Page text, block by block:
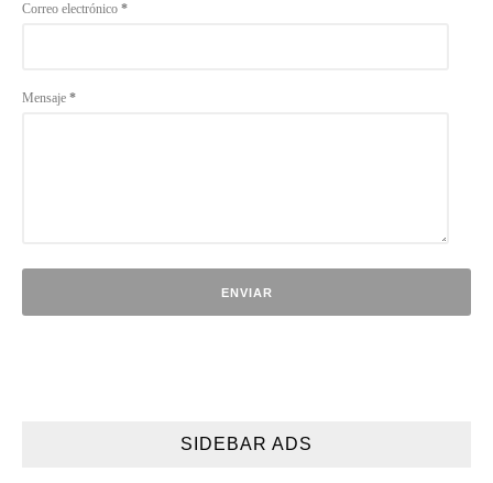
Correo electrónico *
Mensaje *
SIDEBAR ADS